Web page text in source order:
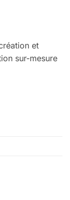
et
sur-mesure